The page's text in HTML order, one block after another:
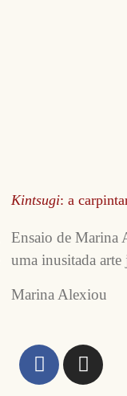
Kintsugi: a
Ensaio de Marina
uma inusitada arte
Marina Alexiou